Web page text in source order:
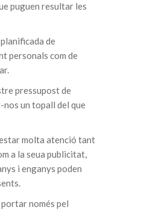
puguen resultar les
de
personals com de
pressupost de
nos un topall del que
molta atenció tant
a la seua publicitat,
i enganys poden
només pel